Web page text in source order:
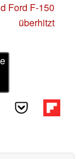
Ford F-150
überhitzt